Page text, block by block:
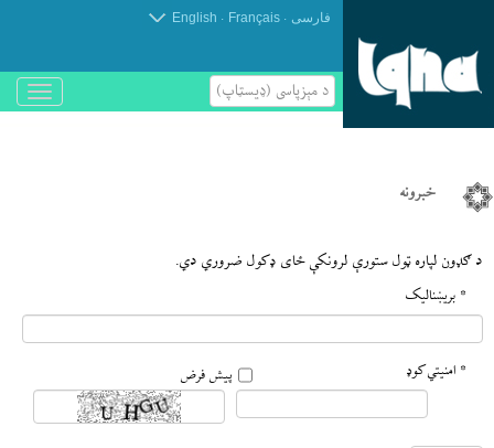
فارسی .
Français
.
English
د مېزپاسى (ډیسټاپ)
باز
و
خبرونه
د ګډون لپاره ټول ستورې لرونکې ځای ډکول ضروري دي.
* بريښناليک
پیش فرض * امنیتي کوډ